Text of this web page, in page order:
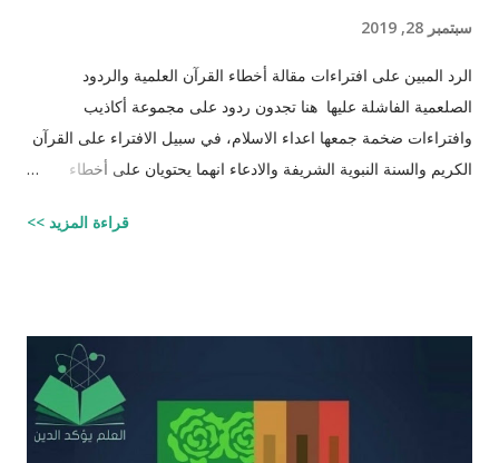
سبتمبر 28, 2019
الرد المبين على افتراءات مقالة أخطاء القرآن العلمية والردود
الصلعمية الفاشلة عليها هنا تجدون ردود على مجموعة أكاذيب
وافتراءات ضخمة جمعها اعداء الاسلام، في سبيل الافتراء على القرآن
الكريم والسنة النبوية الشريفة والادعاء انهما يحتويان على أخطاء
والردود الصلعمية الفاشلة عليها " وقد أبقيت على كل افتراء واتبعته
الافتراء : 1 - زوجيّة الأشياء في القرآن : مِنْ كُلِّ شَيْءٍ خَلَقْنَا زَوْجَيْنِ
لَعَلَّكُمْ تَذَكَّرُونَ / الذاريات : 49 وَمِنْ كُلِّ الثَّمَرَاتِ جَعَلَ فِيهَا زَوْجَيْنِ
اثْنَيْنِ / الرعد : 3 حَتَّى إِذَا جَاءَ أَمْرُنَا وَفَارَ التَّنُّورُ قُلْنَا احْمِلْ فِيهَا مِنْ كُلٍّ
زَوْجَيْنِ اثْنَيْنِ / هود : 11 و اذا طبقنا هذه الآبات وجدنا فيها شيئاً من
قراءة المزيد >>